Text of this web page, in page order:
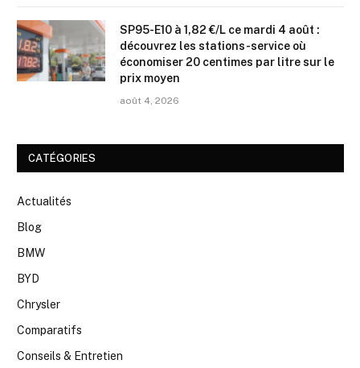
SP95-E10 à 1,82 €/L ce mardi 4 août :
découvrez les stations-service où
économiser 20 centimes par litre sur le
prix moyen
août 4, 2026
CATÉGORIES
Actualités
Blog
BMW
BYD
Chrysler
Comparatifs
Conseils & Entretien